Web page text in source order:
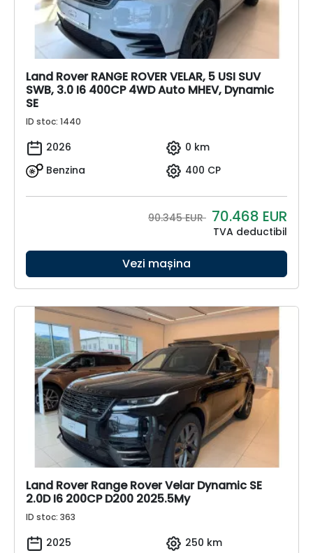
Land Rover RANGE ROVER VELAR, 5 USI SUV
SWB, 3.0 I6 400CP 4WD Auto MHEV, Dynamic
SE
ID stoc: 1440
2026
0 km
Benzina
400 CP
90.345 EUR 70.468 EUR
TVA deductibil
Vezi mașina
Land Rover Range Rover Velar Dynamic SE
2.0D I6 200CP D200 2025.5My
ID stoc: 363
2025
250 km